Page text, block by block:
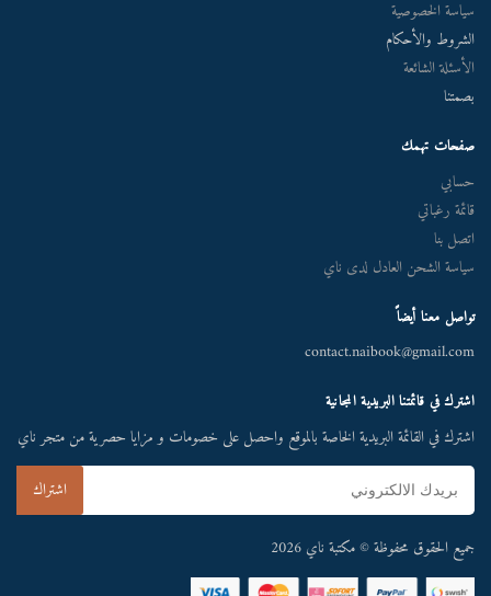
سياسة الخصوصية
الشروط والأحكام
الأسئلة الشائعة
بصمتنا
صفحات تهمك
حسابي
قائمة رغباتي
اتصل بنا
سياسة الشحن العادل لدى ناي
تواصل معنا أيضاً
contact.naibook@gmail.com
اشترك في قائمتنا البريدية المجانية
اشترك في القائمة البريدية الخاصة بالموقع واحصل على خصومات و مزايا حصرية من متجر ناي
جميع الحقوق محفوظة © مكتبة ناي 2026